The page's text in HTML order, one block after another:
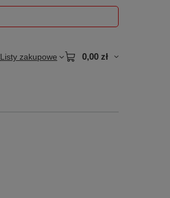
Listy zakupowe 0,00 zł